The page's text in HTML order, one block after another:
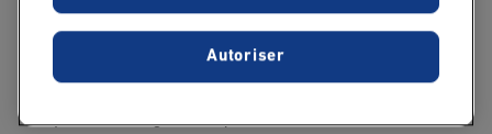
intelligence artificielle est en train de transformer de
nombreux aspects de nos vies, des décisions
étection des maladies. Cependant,
Autoriser